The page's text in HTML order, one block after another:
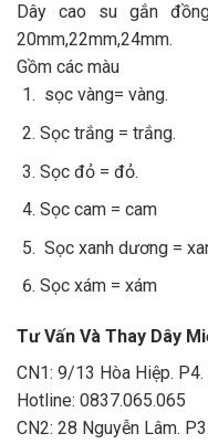
Dây cao su gắn
20mm,22mm,24mm.
Gồm các màu
sọc vàng= vàng.
Sọc trắng = trắng.
Sọc đỏ = đỏ.
Sọc cam = cam
Sọc xanh dương =
Sọc xám = xám
Tư Vấn Và Thay Dây
CN1: 9/13 Hòa Hiệp. P4.
Hotline: 0837.065.065
CN2: 28 Nguyễn Lâm.